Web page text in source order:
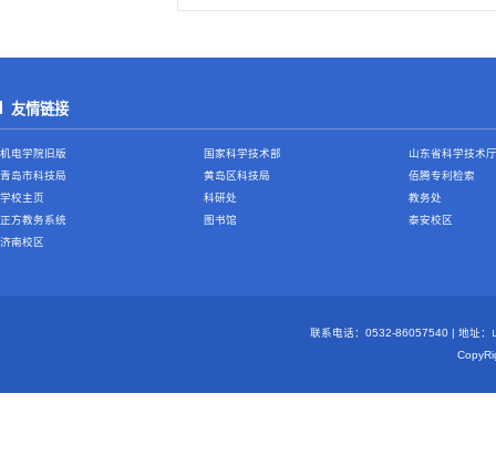
友情链接
机电学院旧版 国家科学技术部
山东省科学技术厅
青岛市科技局
黄岛区科技局
佰腾专利检索
学校主页
科研处
教务处
正方教务系统
图书馆
泰安校区
济南校区
联系电话：0532-86057540 | 地址：